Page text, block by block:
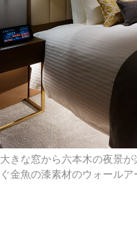
大きな窓から六本木の夜景
ぐ金魚の漆素材のウォール